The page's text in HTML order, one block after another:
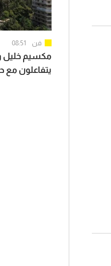
فن 08:51
مكسيم خليل
يتفاعلون مع